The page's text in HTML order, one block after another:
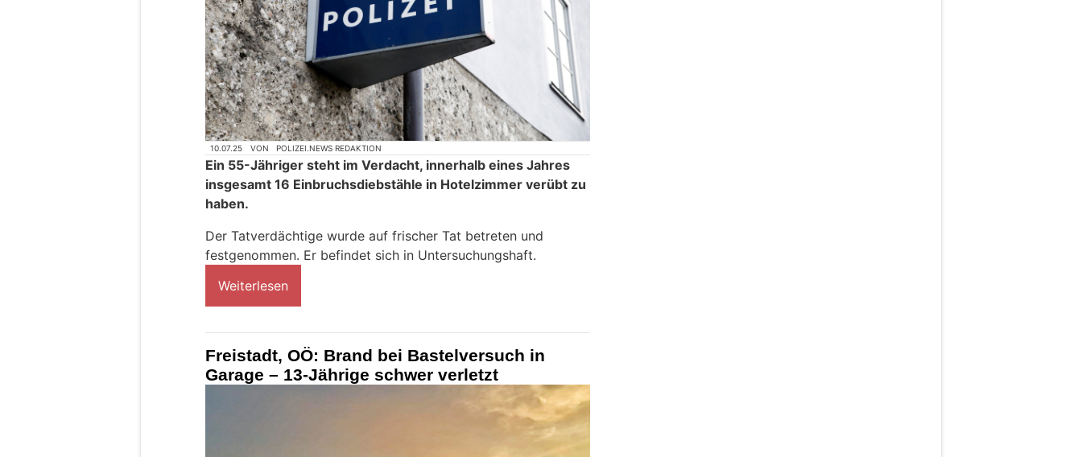
10.07.25 VON POLIZEI.NEWS REDAKTION
Ein 55-Jähriger steht im Verdacht, innerhalb eines Jahres
insgesamt 16 Einbruchsdiebstähle in Hotelzimmer verübt zu
haben.
Der Tatverdächtige wurde auf frischer Tat betreten und
festgenommen. Er befindet sich in Untersuchungshaft.
Weiterlesen
Freistadt, OÖ: Brand bei Bastelversuch in
Garage – 13-Jährige schwer verletzt